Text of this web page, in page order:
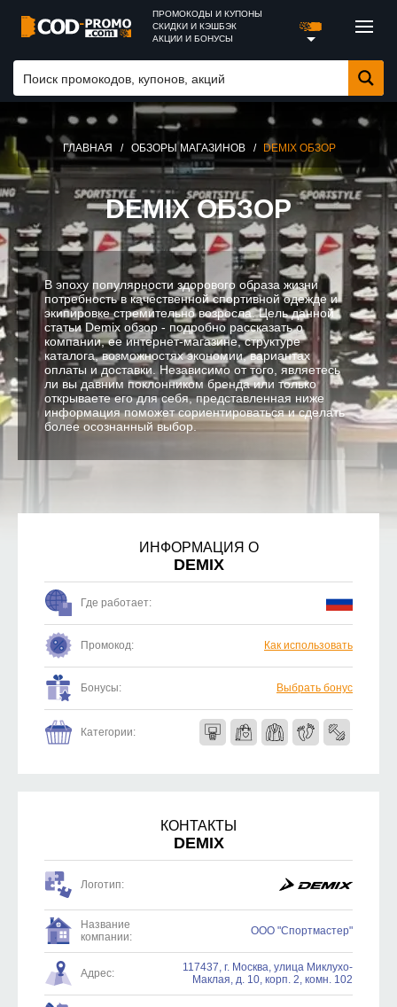
ПРОМОКОДЫ И КУПОНЫ
СКИДКИ И КЭШБЭК
АКЦИИ И БОНУСЫ
ГЛАВНАЯ / ОБЗОРЫ МАГАЗИНОВ / DEMIX ОБЗОР
DEMIX ОБЗОР
В эпоху популярности здорового образа жизни
потребность в качественной спортивной одежде и
экипировке стремительно возросла. Цель данной
статьи Demix обзор - подробно рассказать о
компании, ее интернет-магазине, структуре
каталога, возможностях экономии, вариантах
оплаты и доставки. Независимо от того, являетесь
ли вы давним поклонником бренда или только
открываете его для себя, представленная ниже
информация поможет сориентироваться и сделать
более осознанный выбор.
ИНФОРМАЦИЯ О
DEMIX
Где работает:
Промокод: Как использовать
Бонусы: Выбрать бонус
Категории:
КОНТАКТЫ
DEMIX
Логотип:
Название
компании:
ООО "Спортмастер"
Адрес:
117437, г. Москва, улица Миклухо-
Маклая, д. 10, корп. 2, комн. 102